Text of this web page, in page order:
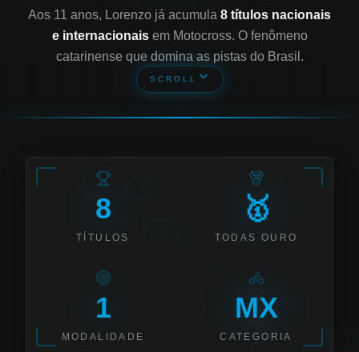
SCROLL
Aos 11 anos, Lorenzo já acumula 8 títulos nacionais
e internacionaisem Motocross. O fenômeno
catarinense que domina as pistas do Brasil.
8
TÍTULOS
🥇
TODAS OURO
1
MODALIDADE
MX
CATEGORIA